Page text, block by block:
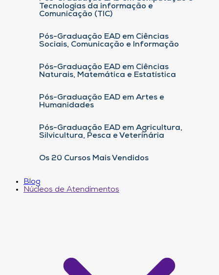
Tecnologias da informação e
Comunicação (TIC)
Pós-Graduação EAD em Ciências
Sociais, Comunicação e Informação
Pós-Graduação EAD em Ciências
Naturais, Matemática e Estatística
Pós-Graduação EAD em Artes e
Humanidades
Pós-Graduação EAD em Agricultura,
Silvicultura, Pesca e Veterinária
Os 20 Cursos Mais Vendidos
Blog
Núcleos de Atendimentos